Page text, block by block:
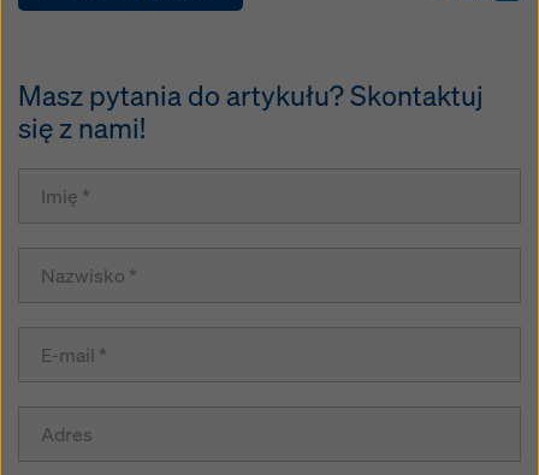
Masz pytania do artykułu? Skontaktuj
się z nami!